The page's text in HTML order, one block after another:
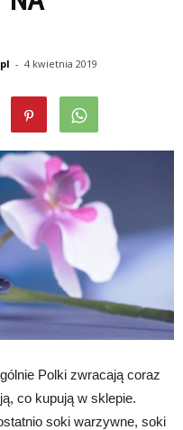
- 4 kwietnia 2019
Polki zwracają coraz
co kupują w sklepie.
soki warzywne, soki